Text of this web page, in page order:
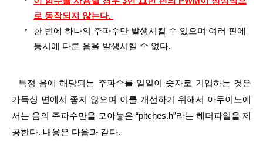
로 동작되지 않는다.
한 번에 하나의 주파수만 발생시킬 수 있으며 여러 핀에
동시에 다른 음을 발생시킬 수 없다.
가독성 면에서 좋지 않으며 이를 개선하기 위해서 아두이노에
서는 음의 주파수만을 모아놓은 “pitches.h”라는 헤더파일을 제
공한다. 내용은 다음과 같다.